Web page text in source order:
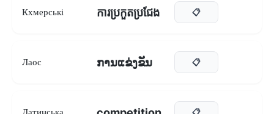
Кхмерські ការប្រកួតប្រជែង 📋
Лаос ການແຂ່ງຂັນ 📋
📋